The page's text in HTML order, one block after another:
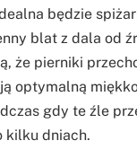
będzie
blat z dala od
że pierniki
optymalną
gdy te źle
kilku dniach.